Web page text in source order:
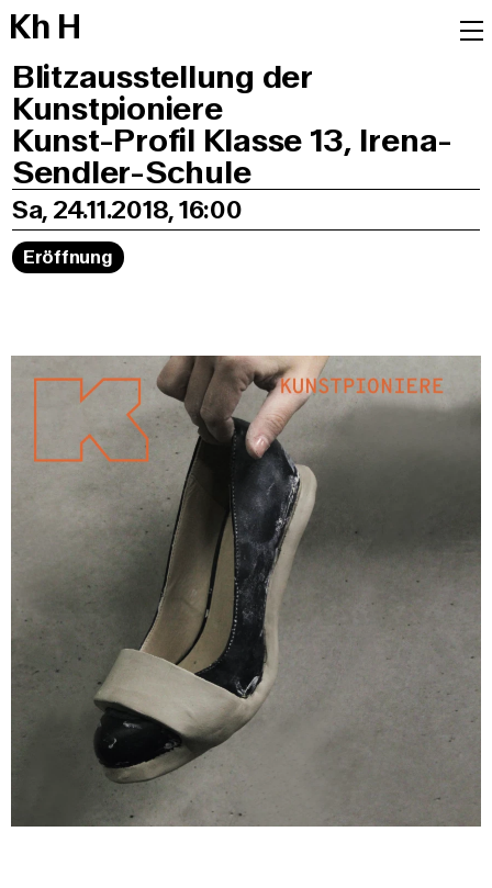
Kh H
Blitzausstellung der
Kunstpioniere
Kunst-Profil Klasse 13, Irena-
Sendler-Schule
Sa, 24.11.2018, 16:00
Eröffnung